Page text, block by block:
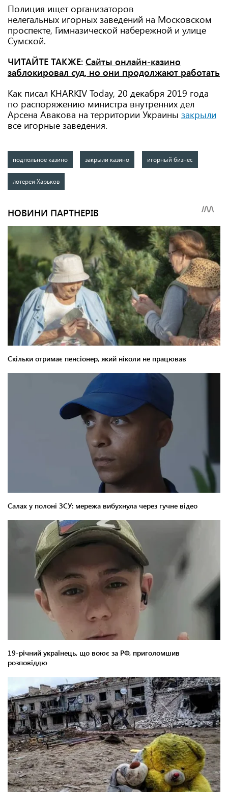
Полиция ищет организаторов
нелегальных игорных заведений на Московском
проспекте, Гимназической набережной и улице
Сумской.
ЧИТАЙТЕ ТАКЖЕ: Сайты онлайн-казино
заблокировал суд, но они продолжают работать
Как писал KHARKIV Today, 20 декабря 2019 года
по распоряжению министра внутренних дел
Арсена Авакова на территории Украины закрыли
все игорные заведения.
подпольное казино закрыли казино игорный бизнес
лотереи Харьков